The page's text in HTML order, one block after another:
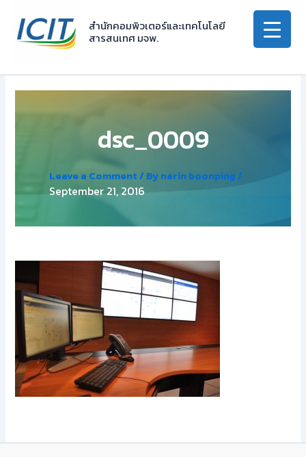
content
สำนักคอมพิวเตอร์และเทคโนโลยี
สารสนเทศ มจพ.
dsc_0009
Leave a Comment / Bynarin boonping/
September 21, 2016